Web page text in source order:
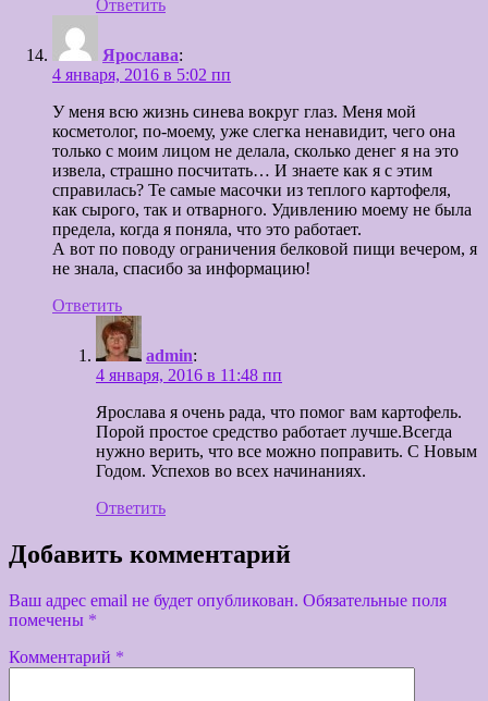
Ответить
Ярослава:
4 января, 2016 в 5:02 пп
У меня всю жизнь синева вокруг глаз. Меня мой
косметолог, по-моему, уже слегка ненавидит, чего она
только с моим лицом не делала, сколько денег я на это
извела, страшно посчитать… И знаете как я с этим
справилась? Те самые масочки из теплого картофеля,
как сырого, так и отварного. Удивлению моему не была
предела, когда я поняла, что это работает.
А вот по поводу ограничения белковой пищи вечером, я
не знала, спасибо за информацию!
Ответить
admin:
4 января, 2016 в 11:48 пп
Ярослава я очень рада, что помог вам картофель.
Порой простое средство работает лучше.Всегда
нужно верить, что все можно поправить. С Новым
Годом. Успехов во всех начинаниях.
Ответить
Добавить комментарий
Ваш адрес email не будет опубликован. Обязательные поля
помечены *
Комментарий *